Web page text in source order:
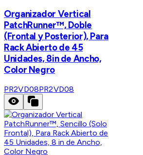
Organizador Vertical
PatchRunner™, Doble
(Frontal y Posterior), Para
Rack Abierto de 45
Unidades, 8in de Ancho,
Color Negro
PR2VD08PR2VD08